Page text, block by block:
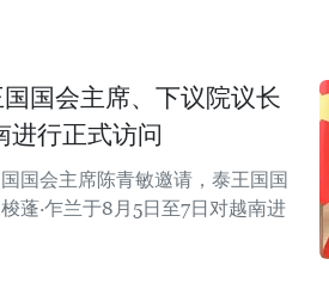
国会主席、下议院议长
进行正式访问
国会主席陈青敏邀请，泰王国国
蓬·乍兰于8月5日至7日对越南进